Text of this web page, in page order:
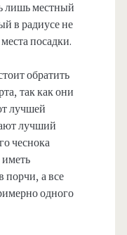
лишь местный
в радиусе не
посадки.
обратить
так как они
лучшей
лучший
чеснока
порчи, а все
одного